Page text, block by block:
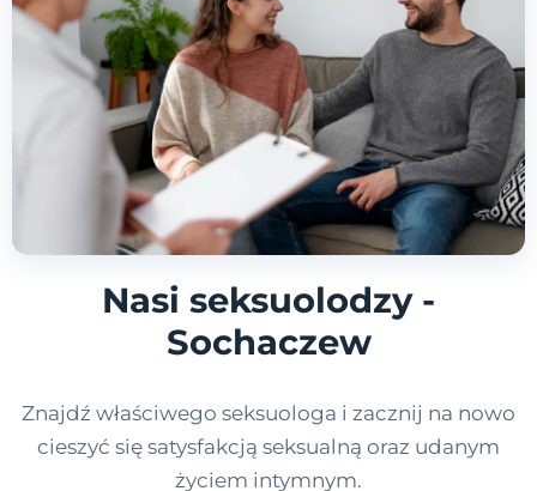
Nasi seksuolodzy -
Sochaczew
Znajdź właściwego seksuologa i zacznij na nowo
cieszyć się satysfakcją seksualną oraz udanym
życiem intymnym.